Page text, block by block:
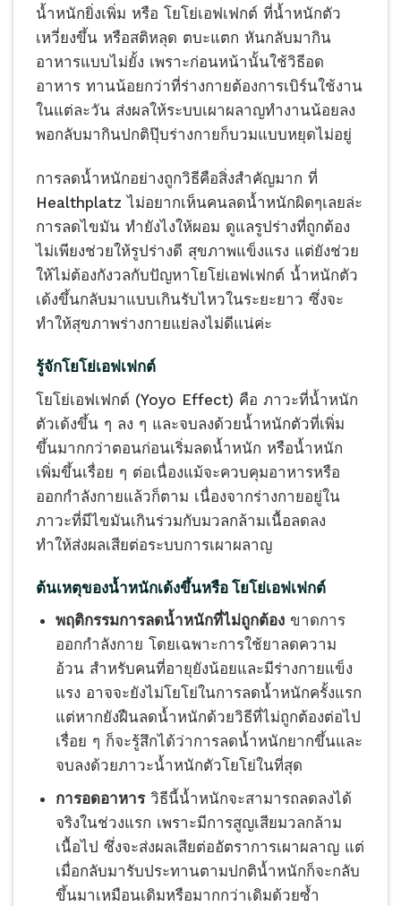
น้ำหนักยิ่งเพิ่ม หรือ โยโย่เอฟเฟกต์ ที่น้ำหนักตัว
เหวี่ยงขึ้น หรือสติหลุด ตบะแตก หันกลับมากิน
อาหารแบบไม่ยั้ง เพราะก่อนหน้านั้นใช้วิธีอด
อาหาร ทานน้อยกว่าที่ร่างกายต้องการเบิร์นใช้งาน
ในแต่ละวัน ส่งผลให้ระบบเผาผลาญทำงานน้อยลง
พอกลับมากินปกติปุ๊บร่างกายก็บวมแบบหยุดไม่อยู่
การลดน้ำหนักอย่างถูกวิธีคือสิ่งสำคัญมาก ที่
Healthplatz ไม่อยากเห็นคนลดน้ำหนักผิดๆเลยล่ะ
การลดไขมัน ทำยังไงให้ผอม ดูแลรูปร่างที่ถูกต้อง
ไม่เพียงช่วยให้รูปร่างดี สุขภาพแข็งแรง แต่ยังช่วย
ให้ไม่ต้องกังวลกับปัญหาโยโย่เอฟเฟกต์ น้ำหนักตัว
เด้งขึ้นกลับมาแบบเกินรับไหวในระยะยาว ซึ่งจะ
ทำให้สุขภาพร่างกายแย่ลงไม่ดีแน่ค่ะ
รู้จักโยโย่เอฟเฟกต์
โยโย่เอฟเฟกต์ (Yoyo Effect) คือ ภาวะที่น้ำหนัก
ตัวเด้งขึ้น ๆ ลง ๆ และจบลงด้วยน้ำหนักตัวที่เพิ่ม
ขึ้นมากกว่าตอนก่อนเริ่มลดน้ำหนัก หรือน้ำหนัก
เพิ่มขึ้นเรื่อย ๆ ต่อเนื่องแม้จะควบคุมอาหารหรือ
ออกกำลังกายแล้วก็ตาม เนื่องจากร่างกายอยู่ใน
ภาวะที่มีไขมันเกินร่วมกับมวลกล้ามเนื้อลดลง
ทำให้ส่งผลเสียต่อระบบการเผาผลาญ
ต้นเหตุของน้ำหนักเด้งขึ้นหรือ โยโย่เอฟเฟกต์
พฤติกรรมการลดน้ำหนักที่ไม่ถูกต้อง ขาดการ
ออกกำลังกาย โดยเฉพาะการใช้ยาลดความ
อ้วน สำหรับคนที่อายุยังน้อยและมีร่างกายแข็ง
แรง อาจจะยังไม่โยโย่ในการลดน้ำหนักครั้งแรก
แต่หากยังฝืนลดน้ำหนักด้วยวิธีที่ไม่ถูกต้องต่อไป
เรื่อย ๆ ก็จะรู้สึกได้ว่าการลดน้ำหนักยากขึ้นและ
จบลงด้วยภาวะน้ำหนักตัวโยโย่ในที่สุด
การอดอาหารวิธีนี้น้ำหนักจะสามารถลดลงได้
จริงในช่วงแรก เพราะมีการสูญเสียมวลกล้าม
เนื้อไป ซึ่งจะส่งผลเสียต่ออัตราการเผาผลาญ แต่
เมื่อกลับมารับประทานตามปกติน้ำหนักก็จะกลับ
ขึ้นมาเหมือนเดิมหรือมากกว่าเดิมด้วยซ้ำ